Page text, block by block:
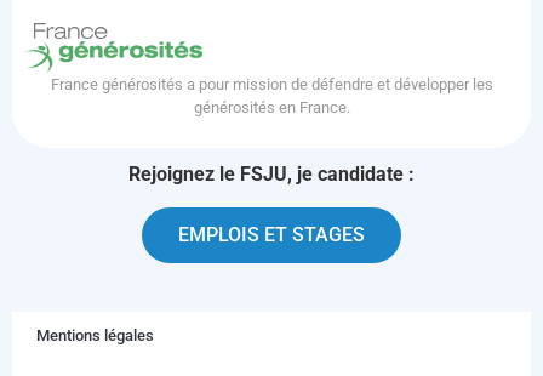
France générosités a pour mission de défendre et développer les
générosités en France.
Rejoignez le FSJU, je candidate :
EMPLOIS ET STAGES
Mentions légales